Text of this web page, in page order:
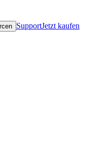
SupportJetzt kaufen